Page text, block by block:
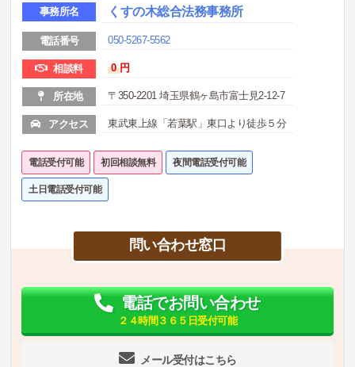
事務所名 くすの木総合法務事務所
電話番号 050-5267-5562
相談料 0 円
所在地 〒350-2201 埼玉県鶴ヶ島市富士見2-12-7
アクセス 東武東上線「若葉駅」東口より徒歩５分
電話受付可能 初回相談無料 夜間電話受付可能
土日電話受付可能
問い合わせ窓口
メール受付はこちら
電話でお問い合わせ
２４時間３６５日受付可能